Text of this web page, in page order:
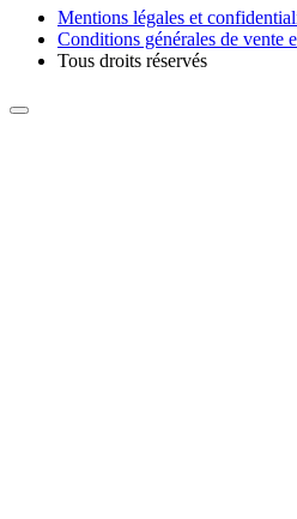
Mentions légales et
Conditions générales de vente
Tous droits réservés